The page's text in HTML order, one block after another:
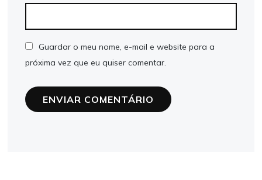
Guardar o meu nome, e-mail e website para a
próxima vez que eu quiser comentar.